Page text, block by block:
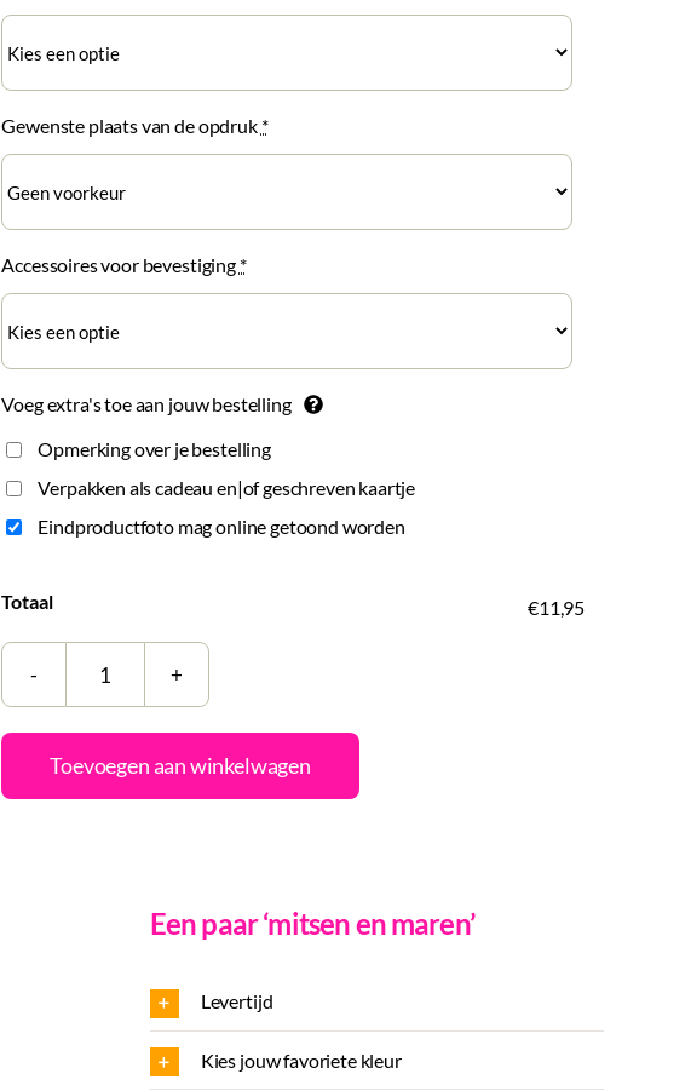
Gewenste plaats van de opdruk *
Accessoires voor bevestiging *
Voeg extra's toe aan jouw bestelling
Opmerking over je bestelling
Verpakken als cadeau en|of geschreven kaartje
Eindproductfoto mag online getoond worden
Totaal €11,95
Tegeltje
Zelf
samenstellen
short..
shoes
aantal
Toevoegen aan winkelwagen
Een paar ‘mitsen en maren’
Levertijd
Kies jouw favoriete kleur